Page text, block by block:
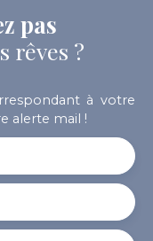
pas
rêves ?
à votre
alerte mail !